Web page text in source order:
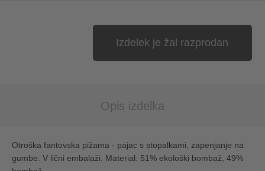
Izdelek je žal razprodan
Opis izdelka
Otroška fantovska pižama - pajac s stopalkami, zapenjanje na
gumbe. V lični embalaži. Material: 51% ekološki bombaž, 49%